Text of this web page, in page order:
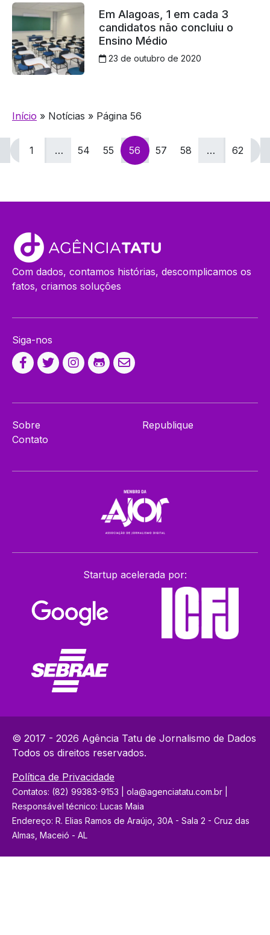
Em Alagoas, 1 em cada 3
candidatos não concluiu o
Ensino Médio
23 de outubro de 2020
Início » Notícias » Página 56
Navegação
por
1 … 54 55 56 57 58 … 62
Com dados, contamos histórias, descomplicamos os
fatos, criamos soluções
Siga-nos
Sobre
Contato
Republique
Startup acelerada por:
© 2017 - 2026 Agência Tatu de Jornalismo de Dados
Todos os direitos reservados.
Política de Privacidade
Contatos: (82) 99383-9153 | ola@agenciatatu.com.br |
Responsável técnico: Lucas Maia
Endereço: R. Elias Ramos de Araújo, 30A - Sala 2 - Cruz das
Almas, Maceió - AL